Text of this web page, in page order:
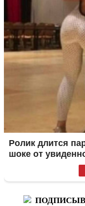
Ролик длится
шоке от